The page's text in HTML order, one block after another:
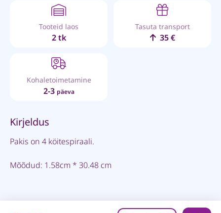
Tooteid laos
2 tk
Tasuta transport
35 €
Kohaletoimetamine
2-3 päeva
Kirjeldus
Pakis on 4 köitespiraali.
Mõõdud: 1.58cm * 30.48 cm